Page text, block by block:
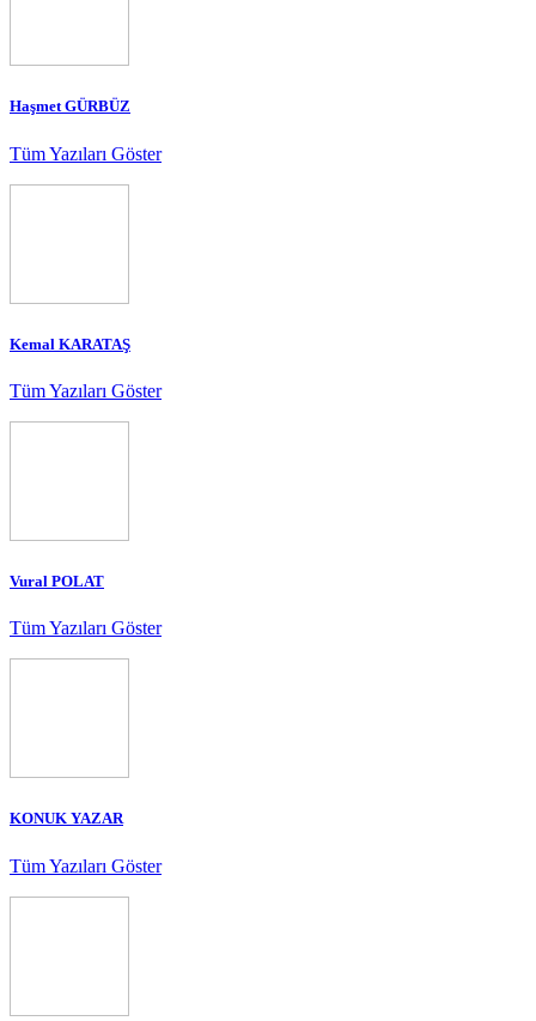
Haşmet GÜRBÜZ
Tüm Yazıları Göster
Kemal KARATAŞ
Tüm Yazıları Göster
Vural POLAT
Tüm Yazıları Göster
KONUK YAZAR
Tüm Yazıları Göster